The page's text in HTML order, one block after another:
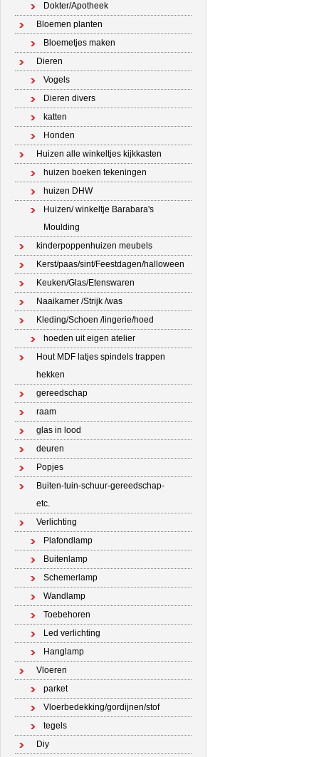
Dokter/Apotheek
Bloemen planten
Bloemetjes maken
Dieren
Vogels
Dieren divers
katten
Honden
Huizen alle winkeltjes kijkkasten
huizen boeken tekeningen
huizen DHW
Huizen/ winkeltje Barabara's
Moulding
kinderpoppenhuizen meubels
Kerst/paas/sint/Feestdagen/halloween
Keuken/Glas/Etenswaren
Naaikamer /Strijk /was
Kleding/Schoen /lingerie/hoed
hoeden uit eigen atelier
Hout MDF latjes spindels trappen
hekken
gereedschap
raam
glas in lood
deuren
Popjes
Buiten-tuin-schuur-gereedschap-
etc.
Verlichting
Plafondlamp
Buitenlamp
Schemerlamp
Wandlamp
Toebehoren
Led verlichting
Hanglamp
Vloeren
parket
Vloerbedekking/gordijnen/stof
tegels
Diy